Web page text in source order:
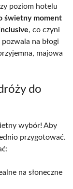
poziom hotelu
świetny moment
, co czyni
na błogi
majowa
do
wybór! Aby
przygotować.
na słoneczne